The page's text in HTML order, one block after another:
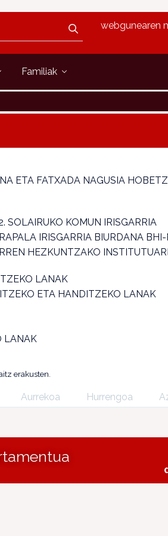
webgunearen
Familiak
ETA FATXADA NAGUSIA
SOLAIRUKO KOMUN IRISGARRIA
IRISGARRIA BIURDANA BHI-
HEZKUNTZAKO
LANAK
ETA HANDITZEKO LANAK
LANAK
erakusten.
Aurrekoa Hurrengoa